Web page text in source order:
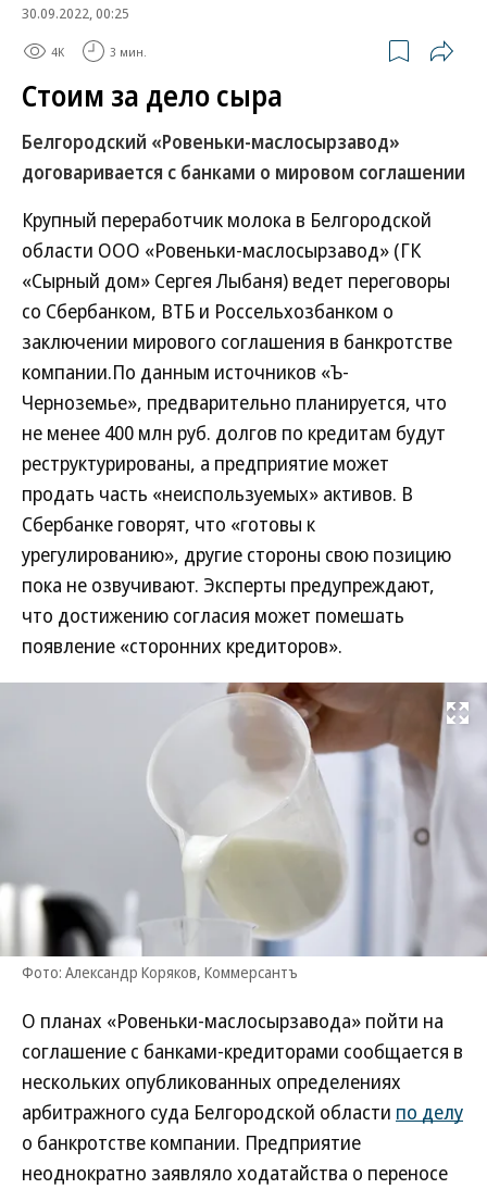
30.09.2022, 00:25
4K 3 мин.
Стоим за дело сыра
Белгородский «Ровеньки-маслосырзавод»
договаривается с банками о мировом соглашении
Крупный переработчик молока в Белгородской
области ООО «Ровеньки-маслосырзавод» (ГК
«Сырный дом» Сергея Лыбаня) ведет переговоры
со Сбербанком, ВТБ и Россельхозбанком о
заключении мирового соглашения в банкротстве
компании.По данным источников «Ъ-
Черноземье», предварительно планируется, что
не менее 400 млн руб. долгов по кредитам будут
реструктурированы, а предприятие может
продать часть «неиспользуемых» активов. В
Сбербанке говорят, что «готовы к
урегулированию», другие стороны свою позицию
пока не озвучивают. Эксперты предупреждают,
что достижению согласия может помешать
появление «сторонних кредиторов».
Развернуть
Фото: Александр Коряков, Коммерсантъ
О планах «Ровеньки-маслосырзавода» пойти на
соглашение с банками-кредиторами сообщается в
нескольких опубликованных определениях
арбитражного суда Белгородской области по делу
о банкротстве компании. Предприятие
неоднократно заявляло ходатайства о переносе